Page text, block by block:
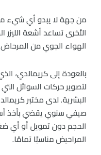
من جهة لا يبدو أي شيء
الأخرى تساعد أشعة
الهواء الجوي من
بالعودة إلى كريمالدي،
لتصوير حركات السوائل
البشرية. لدى مختبر
صيفي سنوي يقضي بأخذ
الحجم دون تمويل أو أي
المراحيض مناسبًا تمامًا.